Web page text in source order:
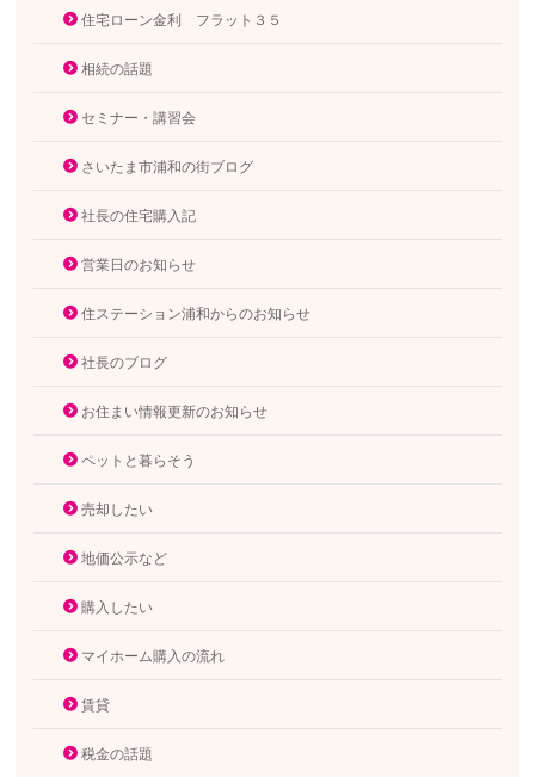
住宅ローン金利 フラット３５
相続の話題
セミナー・講習会
さいたま市浦和の街ブログ
社長の住宅購入記
営業日のお知らせ
住ステーション浦和からのお知らせ
社長のブログ
お住まい情報更新のお知らせ
ペットと暮らそう
売却したい
地価公示など
購入したい
マイホーム購入の流れ
賃貸
税金の話題